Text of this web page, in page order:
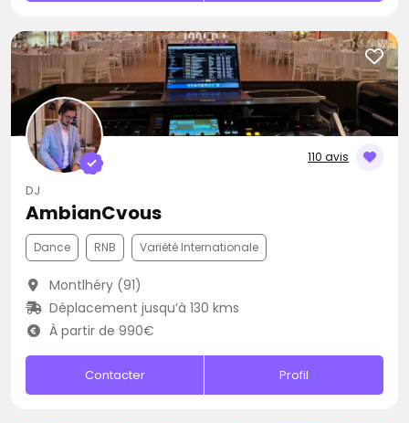
110 avis
DJ
AmbianCvous
Dance RNB Variété Internationale
Montlhéry (91)
Déplacement jusqu’à 130 kms
À partir de 990€
Contacter Profil